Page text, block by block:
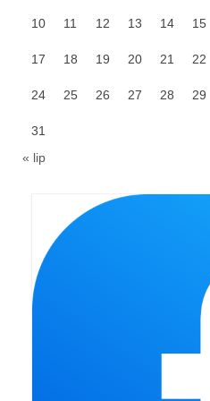
Zakończenie
10 11 12 13 14 15
17 18 19 20 21 22
24 25 26 27 28 29
31
« lip